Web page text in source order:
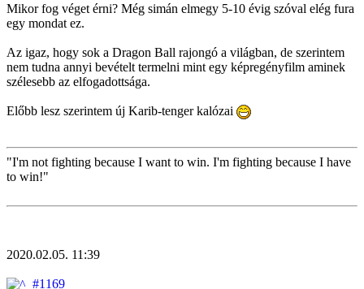
Mikor fog véget érni? Még simán elmegy 5-10 évig szóval elég fura
egy mondat ez.
Az igaz, hogy sok a Dragon Ball rajongó a világban, de szerintem
nem tudna annyi bevételt termelni mint egy képregényfilm aminek
szélesebb az elfogadottsága.
Előbb lesz szerintem új Karib-tenger kalózai
"I'm not fighting because I want to win. I'm fighting because I have
to win!"
2020.02.05. 11:39
#1169